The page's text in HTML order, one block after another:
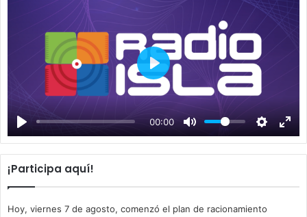
00:00
P
a
y
¡Participa aquí!
Hoy, viernes 7 de agosto, comenzó el plan de racionamiento